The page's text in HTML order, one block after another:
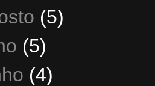
(5)
(5)
(4)